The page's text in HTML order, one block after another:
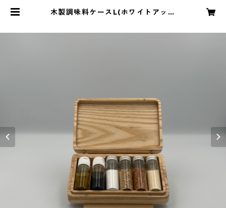
木製調味料ケースL(ホワイトアッシ